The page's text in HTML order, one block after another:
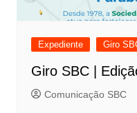
Expediente Giro
Giro SBC |
Comunicação SBC